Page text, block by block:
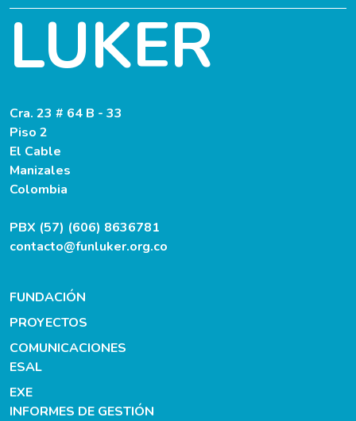
LUKER
Cra. 23 # 64 B - 33
Piso 2
El Cable
Manizales
Colombia
PBX (57) (606) 8636781
contacto@funluker.org.co
FUNDACIÓN
PROYECTOS
COMUNICACIONES
ESAL
EXE
INFORMES DE GESTIÓN